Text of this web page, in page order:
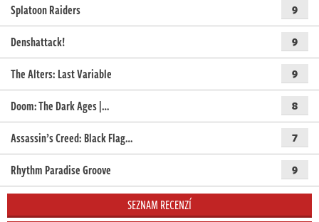
Splatoon Raiders 9
Denshattack! 9
The Alters: Last Variable 9
Doom: The Dark Ages |… 8
Assassin’s Creed: Black Flag… 7
Rhythm Paradise Groove 9
SEZNAM RECENZÍ